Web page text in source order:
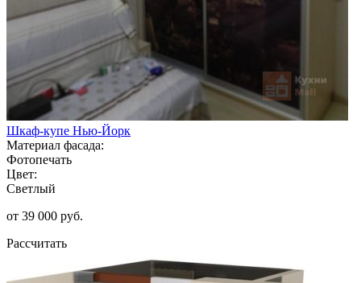
Шкаф-купе Нью-Йорк
Материал фасада:
Фотопечать
Цвет:
Светлый
от 39 000 руб.
Рассчитать